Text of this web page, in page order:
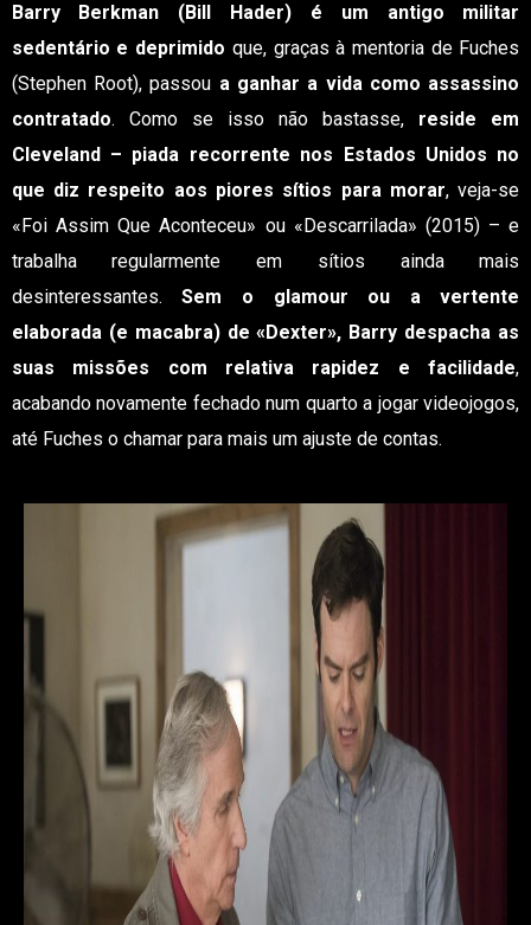
Barry Berkman (Bill Hader) é um antigo militar
sedentário e deprimido que, graças à mentoria de Fuches
(Stephen Root), passou a ganhar a vida como assassino
contratado. Como se isso não bastasse, reside em
Cleveland – piada recorrente nos Estados Unidos no
que diz respeito aos piores sítios para morar, veja-se
«Foi Assim Que Aconteceu» ou «Descarrilada» (2015) – e
trabalha regularmente em sítios ainda mais
desinteressantes.Sem o glamour ou a vertente
elaborada (e macabra) de «Dexter», Barry despacha as
suas missões com relativa rapidez e facilidade,
acabando novamente fechado num quarto a jogar videojogos,
até Fuches o chamar para mais um ajuste de contas.